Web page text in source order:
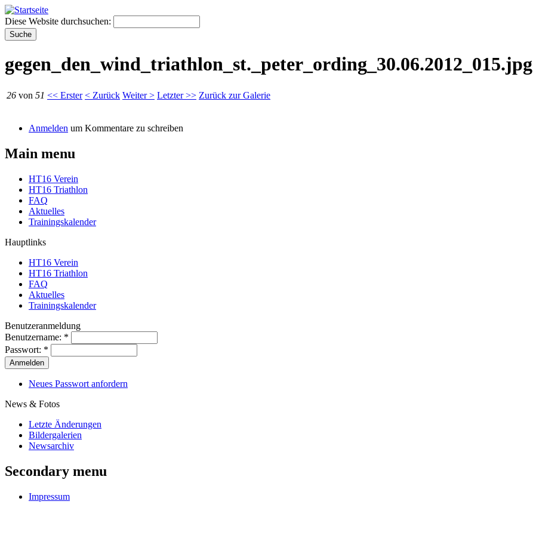
Diese Website durchsuchen:
gegen_den_wind_triathlon_st._peter_ording_30.06.2012_015.jpg
26 von 51 << Erster < Zurück Weiter > Letzter >> Zurück zur Galerie
Anmelden um Kommentare zu schreiben
Main menu
HT16 Verein
HT16 Triathlon
FAQ
Aktuelles
Trainingskalender
Hauptlinks
HT16 Verein
HT16 Triathlon
FAQ
Aktuelles
Trainingskalender
Benutzeranmeldung
Benutzername: *
Passwort: *
Neues Passwort anfordern
News & Fotos
Letzte Änderungen
Bildergalerien
Newsarchiv
Secondary menu
Impressum